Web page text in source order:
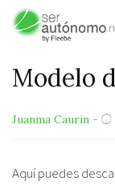
Modelo
Juanma Caurin -
Aquí puedes